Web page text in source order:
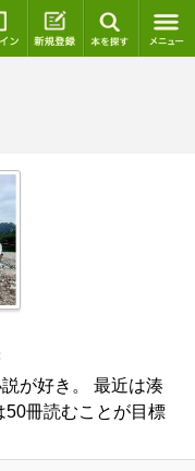
ログイン 新規登録
が好き。 最近は湊
50冊読むことが目標